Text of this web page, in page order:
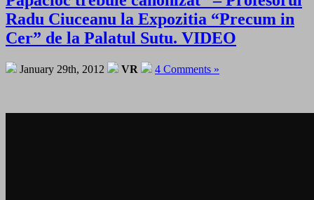
Radu Ciuceanu la Expozitia “Precum in
Cer” de la Palatul Sutu. VIDEO
January 29th, 2012 VR 4 Comments »